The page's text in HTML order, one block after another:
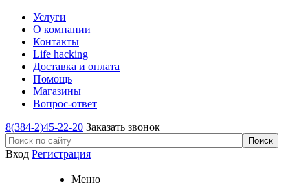
Услуги
О компании
Контакты
Life hacking
Доставка и оплата
Помощь
Магазины
Вопрос-ответ
8(384-2)45-22-20 Заказать звонок
Вход Регистрация
Меню